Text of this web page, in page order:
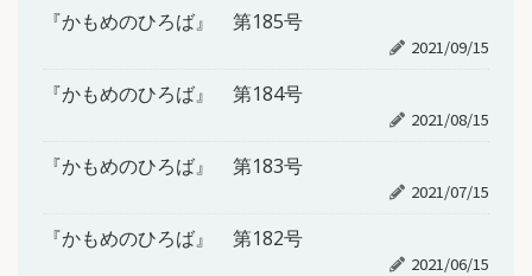
『かもめのひろば』 第185号
2021/09/15
『かもめのひろば』 第184号
2021/08/15
『かもめのひろば』 第183号
2021/07/15
『かもめのひろば』 第182号
2021/06/15